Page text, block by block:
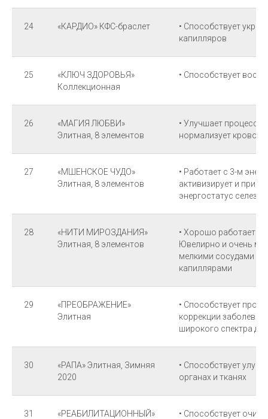
24 «КАРДИО» КФС-браслет
• Способствует
капилляров
25
«КЛЮЧ ЗДОРОВЬЯ»
Коллекционная
• Способствует
26
«МАГИЯ ЛЮБВИ»
Элитная, 8 элементов
• Улучшает процессы
нормализует
27
«МШЕНСКОЕ ЧУДО»
Элитная, 8 элементов
• Работает с 3-м
активизирует и при
энергостатус
28
«НИТИ МИРОЗДАНИЯ»
Элитная, 8 элементов
• Хорошо работает с
Ювелирно и очень
мелкими сосудами
капиллярами
29
«ПРЕОБРАЖЕНИЕ»
Элитная
• Способствует
коррекции
широкого спектра
30
«РАПА» Элитная, Зимняя
2020
• Способствует
органах и тканях
31
«РЕАБИЛИТАЦИОННЫЙ»
• Способствует